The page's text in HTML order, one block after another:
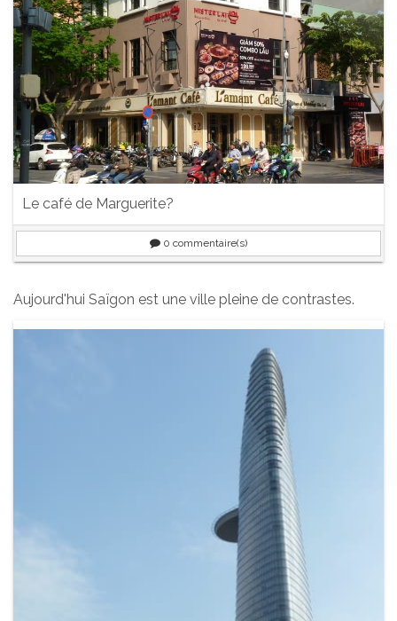
Le café de Marguerite?
0 commentaire(s)
Aujourd'hui Saïgon est une ville pleine de contrastes.